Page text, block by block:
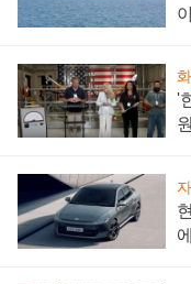
'